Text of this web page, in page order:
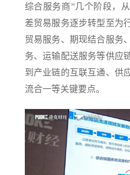
综合服务商”几个阶段，
差贸易服务逐步转型至为
贸易服务、期现结合服务
务、运输配送服务等供应
到产业链的互联互通、供
流合一等关键要点。